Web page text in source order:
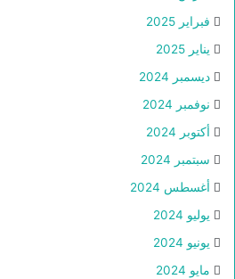
فبراير 2025
يناير 2025
ديسمبر 2024
نوفمبر 2024
أكتوبر 2024
سبتمبر 2024
أغسطس 2024
يوليو 2024
يونيو 2024
مايو 2024